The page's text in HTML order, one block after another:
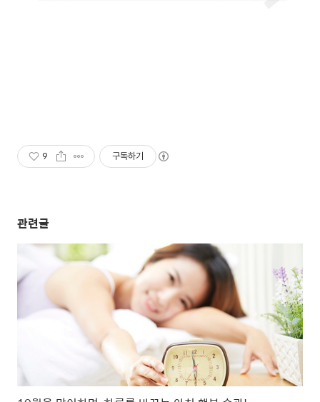
9 구독하기
관련글